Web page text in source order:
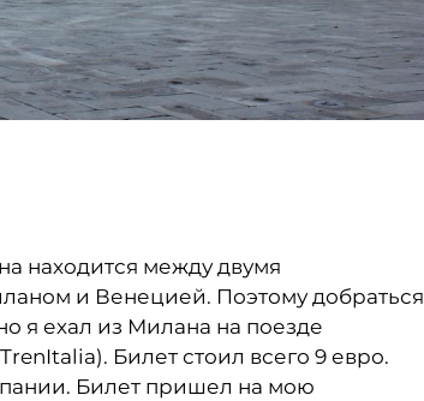
находится между двумя
и Венецией. Поэтому добраться
я ехал из Милана на поезде
Билет стоил всего 9 евро.
Билет пришел на мою